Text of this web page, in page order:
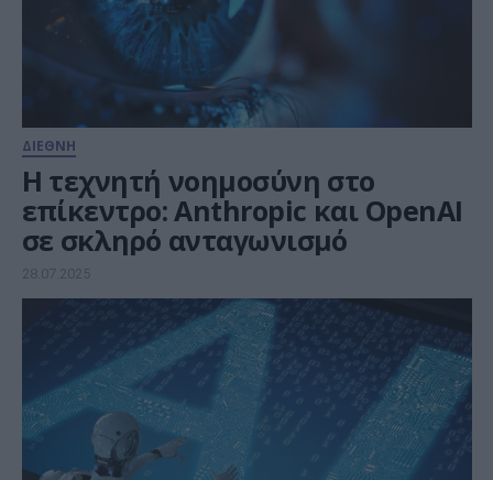
ΔΙΕΘΝΗ
Η τεχνητή νοημοσύνη στο
επίκεντρο: Anthropic και OpenAI
σε σκληρό ανταγωνισμό
28.07.2025